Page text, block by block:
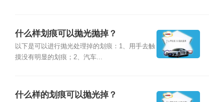
什么样划痕可以抛光抛掉？
以下是可以进行抛光处理掉的划痕：1、用手去触
摸没有明显的划痕；2、汽车...
什么样的划痕可以抛光掉？